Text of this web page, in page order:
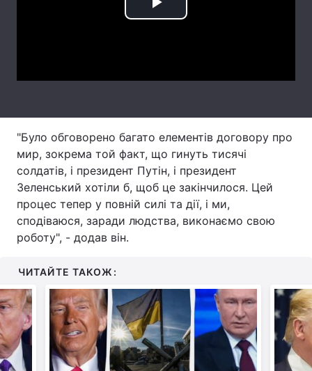
Play
"Було обговорено багато елементів договору про
мир, зокрема той факт, що гинуть тисячі
солдатів, і президент Путін, і президент
Зеленський хотіли б, щоб це закінчилося. Цей
процес тепер у повній силі та дії, і ми,
сподіваюся, заради людства, виконаємо свою
роботу", - додав він.
ЧИТАЙТЕ ТАКОЖ: